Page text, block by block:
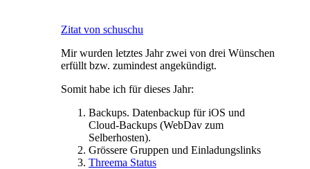
Zitat von schuschu
Mir wurden letztes Jahr zwei von drei Wünschen
erfüllt bzw. zumindest angekündigt.
Somit habe ich für dieses Jahr:
Backups. Datenbackup für iOS und
Cloud-Backups (WebDav zum
Selberhosten).
Grössere Gruppen und Einladungslinks
Threema Status